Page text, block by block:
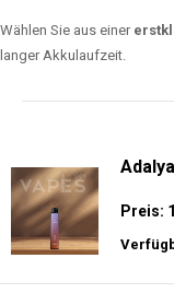
Wählen Sie aus einer
langer Akkulaufzeit.
Preis: